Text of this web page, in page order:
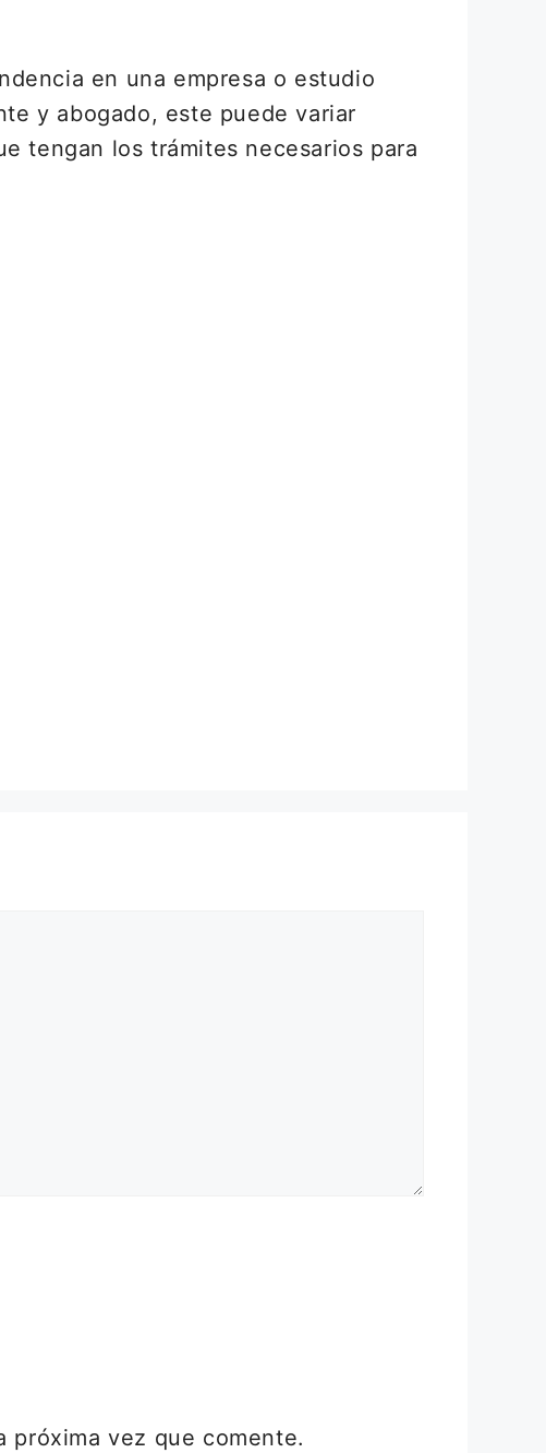
en una empresa o estudio
y abogado, este puede variar
tengan los trámites necesarios para
próxima vez que comente.